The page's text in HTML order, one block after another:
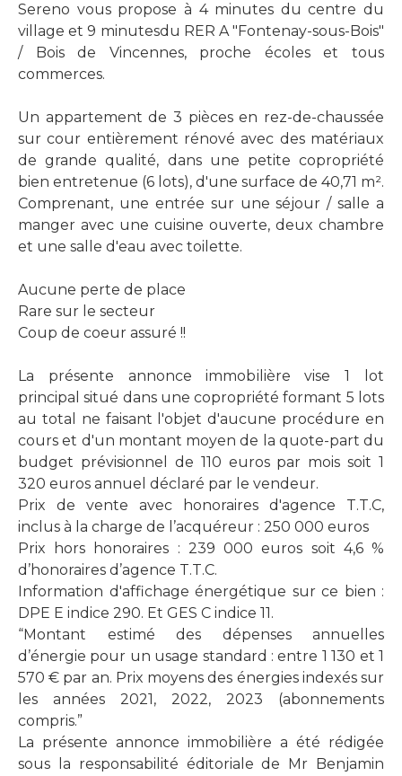
Sereno vous propose à 4 minutes du centre du
village et 9 minutesdu RER A "Fontenay-sous-Bois"
/ Bois de Vincennes, proche écoles et tous
commerces.
Un appartement de 3 pièces en rez-de-chaussée
sur cour entièrement rénové avec des matériaux
de grande qualité, dans une petite copropriété
bien entretenue (6 lots), d'une surface de 40,71 m².
Comprenant, une entrée sur une séjour / salle a
manger avec une cuisine ouverte, deux chambre
et une salle d'eau avec toilette.
Aucune perte de place
Rare sur le secteur
Coup de coeur assuré !!
La présente annonce immobilière vise 1 lot
principal situé dans une copropriété formant 5 lots
au total ne faisant l'objet d'aucune procédure en
cours et d'un montant moyen de la quote-part du
budget prévisionnel de 110 euros par mois soit 1
320 euros annuel déclaré par le vendeur.
Prix de vente avec honoraires d'agence T.T.C,
inclus à la charge de l’acquéreur : 250 000 euros
Prix hors honoraires : 239 000 euros soit 4,6 %
d’honoraires d’agence T.T.C.
Information d'affichage énergétique sur ce bien :
DPE E indice 290. Et GES C indice 11.
“Montant estimé des dépenses annuelles
d’énergie pour un usage standard : entre 1 130 et 1
570 € par an. Prix moyens des énergies indexés sur
les années 2021, 2022, 2023 (abonnements
compris.”
La présente annonce immobilière a été rédigée
sous la responsabilité éditoriale de Mr Benjamin